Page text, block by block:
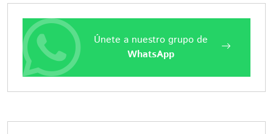
Únete a nuestro grupo de
WhatsApp